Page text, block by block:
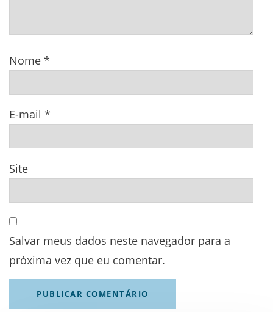
Nome *
E-mail *
Site
Salvar meus dados neste navegador para a
próxima vez que eu comentar.